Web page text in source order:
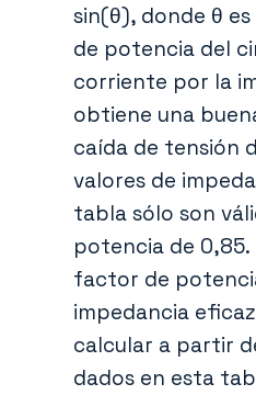
sin(θ), donde θ
de potencia del
corriente por la
obtiene una
caída de tensión
valores de
tabla sólo son
potencia de
factor de
impedancia
calcular a partir
dados en esta